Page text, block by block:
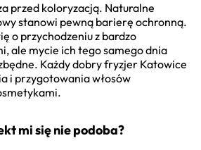
przed koloryzacją. Naturalne
stanowi pewną barierę ochronną.
o przychodzeniu z bardzo
ale mycie ich tego samego dnia
Każdy dobry fryzjer Katowice
i przygotowania włosów
mi się nie podoba?